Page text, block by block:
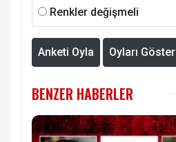
Renkler değişmeli
Anketi Oyla Oyları Göster
BENZER HABERLER